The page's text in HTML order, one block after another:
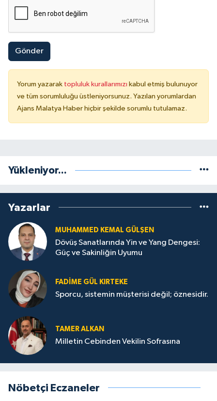
Gönder
Yorum yazarak topluluk kurallarımızı kabul etmiş bulunuyor
ve tüm sorumluluğu üstleniyorsunuz. Yazılan yorumlardan
Ajans Malatya Haber hiçbir şekilde sorumlu tutulamaz.
Yükleniyor...
Yazarlar
MUHAMMED KEMAL GÜLŞEN
Dövüş Sanatlarında Yin ve Yang Dengesi:
Güç ve Sakinliğin Uyumu
FADIME GÜL KIRTEKE
Sporcu, sistemin müşterisi değil; öznesidir.
TAMER ALKAN
Milletin Cebinden Vekilin Sofrasına
Nöbetçi Eczaneler